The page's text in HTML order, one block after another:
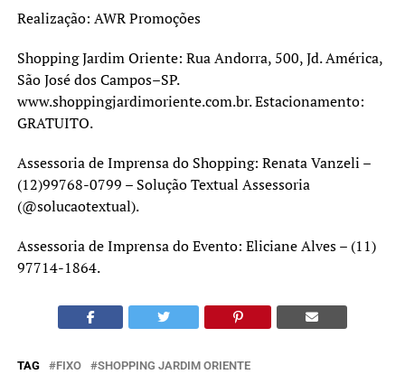
Realização: AWR Promoções
Shopping Jardim Oriente: Rua Andorra, 500, Jd. América,
São José dos Campos–SP.
www.shoppingjardimoriente.com.br. Estacionamento:
GRATUITO.
Assessoria de Imprensa do Shopping: Renata Vanzeli –
(12)99768-0799 – Solução Textual Assessoria
(@solucaotextual).
Assessoria de Imprensa do Evento: Eliciane Alves – (11)
97714-1864.
TAG FIXO SHOPPING JARDIM ORIENTE